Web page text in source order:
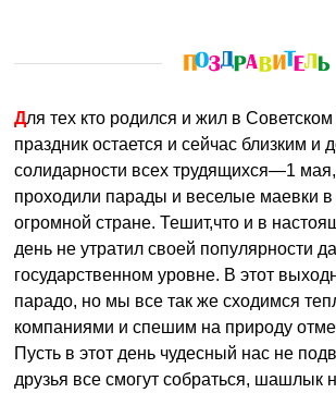
Для тех кто родился и жил в Советском Союзе такой
праздник остается и сейчас близким и
солидарности всех трудящихся—1 мая,
проходили парады и веселые маевки
огромной стране. Тешит,что и в
день не утратил своей популярности
государственном уровне. В этот
парадо, но мы все так же сходимся
компаниями и спешим на природу
Пусть в этот день чудесный нас не
друзья все смогут собраться, шашлык